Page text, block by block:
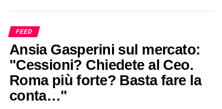
FEED
Ansia Gasperini sul mercato:
"Cessioni? Chiedete al Ceo.
Roma più forte? Basta fare la
conta…"